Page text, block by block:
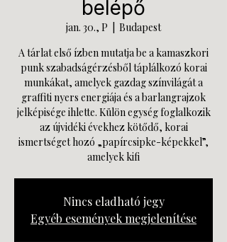
belépő
jan. 30., P
Budapest
A tárlat első ízben mutatja be a kamaszkori
punk szabadságérzésből táplálkozó korai
munkákat, amelyek gazdag színvilágát a
graffiti nyers energiája és a barlangrajzok
jelképisége ihlette. Külön egység foglalkozik
az újvidéki évekhez kötődő, korai
ismertséget hozó „papírcsipke-képekkel”,
amelyek kifi
Nincs eladható jegy
Egyéb események megjelenítése